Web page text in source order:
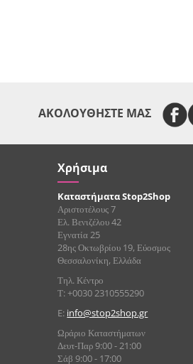
ΑΚΟΛΟΥΘΗΣΤΕ ΜΑΣ
Χρήσιμα
Καταστήματα Stop2Shop
Αριστοτέλους 7
Ελ. Βενιζέλου 42
Εγνατία 25
28ης Οκτωβρίου 19, Εύοσμος
Θεσσαλονίκη, Ελλάδα
Τηλ. Κέντρο
Τ: +0030 2310555290
E: info@stop2shop.gr
Ωράριο Καταστήματων
Δευτ-Παρ 9:00 - 21:00
Σάβ 9:00 - 17:00